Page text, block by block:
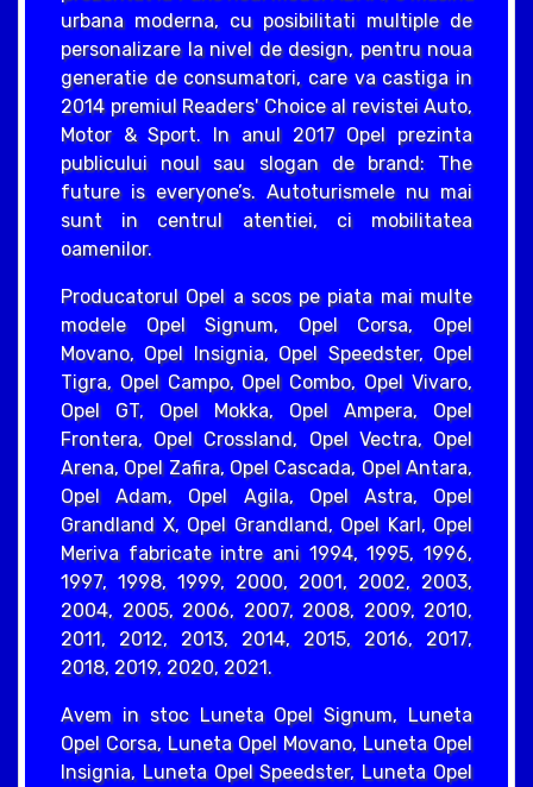
urbana moderna, cu posibilitati multiple de
personalizare la nivel de design, pentru noua
generatie de consumatori, care va castiga in
2014 premiul Readers' Choice al revistei Auto,
Motor & Sport. In anul 2017 Opel prezinta
publicului noul sau slogan de brand: The
future is everyone’s. Autoturismele nu mai
sunt in centrul atentiei, ci mobilitatea
oamenilor.
Producatorul Opel a scos pe piata mai multe
modele Opel Signum, Opel Corsa, Opel
Movano, Opel Insignia, Opel Speedster, Opel
Tigra, Opel Campo, Opel Combo, Opel Vivaro,
Opel GT, Opel Mokka, Opel Ampera, Opel
Frontera, Opel Crossland, Opel Vectra, Opel
Arena, Opel Zafira, Opel Cascada, Opel Antara,
Opel Adam, Opel Agila, Opel Astra, Opel
Grandland X, Opel Grandland, Opel Karl, Opel
Meriva fabricate intre ani 1994, 1995, 1996,
1997, 1998, 1999, 2000, 2001, 2002, 2003,
2004, 2005, 2006, 2007, 2008, 2009, 2010,
2011, 2012, 2013, 2014, 2015, 2016, 2017,
2018, 2019, 2020, 2021.
Avem in stoc Luneta Opel Signum, Luneta
Opel Corsa, Luneta Opel Movano, Luneta Opel
Insignia, Luneta Opel Speedster, Luneta Opel